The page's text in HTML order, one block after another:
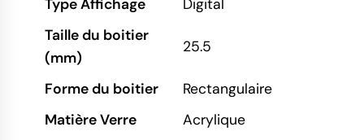
Type Affichage
Digital
Taille du boitier
(mm)
25.5
Forme du boitier
Rectangulaire
Matière Verre
Acrylique